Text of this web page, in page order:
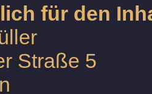
für den
Straße 5